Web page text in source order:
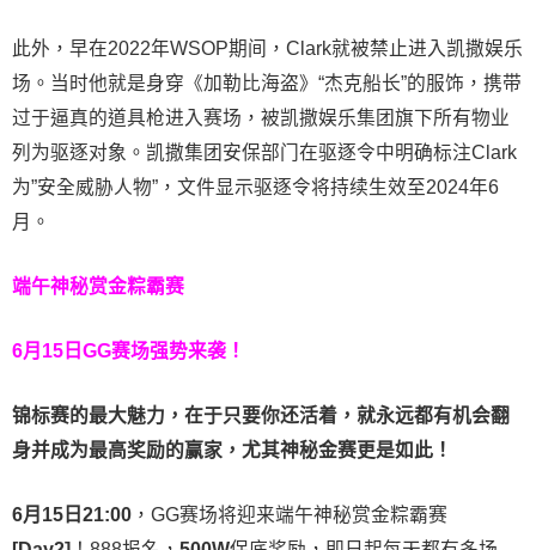
此外，早在2022年WSOP期间，Clark就被禁止进入凯撒娱乐
场。当时他就是身穿《加勒比海盗》“杰克船长”的服饰，携带
过于逼真的道具枪进入赛场，被凯撒娱乐集团旗下所有物业
列为驱逐对象。凯撒集团安保部门在驱逐令中明确标注Clark
为”安全威胁人物”，文件显示驱逐令将持续生效至2024年6
月。
端午神秘赏金粽霸赛
6月15日GG赛场强势来袭！
锦标赛的最大魅力，在于只要你还活着，就永远都有机会翻
身并成为最高奖励的赢家，尤其神秘金赛更是如此！
6月 15 日 21:00 ，GG赛场将迎来端午神秘赏金粽霸赛